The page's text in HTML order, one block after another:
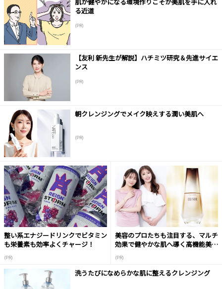
る近道
(PR)
【友利 新先生が解説】ハチミツ研究＆先進サイエ
ンス
(PR)
朝クレンジングでメイク映えする潤い美肌へ
(PR)
整い系エナジードリンクでビタミン
も栄養素も効率よくチャージ！
(PR)
美容のプロたちも注目する、マルチ
効果で健やかな肌へ導く高機能美容
(PR)
洗うたびになめらかな肌に整えるクレンジング